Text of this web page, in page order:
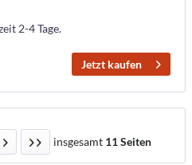
2-4 Tage.
Jetzt kaufen
insgesamt 11 Seiten